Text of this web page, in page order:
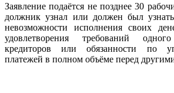
Заявление подаётся не позднее 30
должник узнал или должен был узнать
невозможности исполнения своих
удовлетворения требований
кредиторов или обязанности по
платежей в полном объёме перед